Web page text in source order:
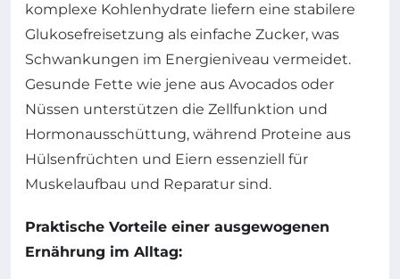
komplexe Kohlenhydrate liefern eine stabilere
Glukosefreisetzung als einfache Zucker, was
Schwankungen im Energieniveau vermeidet.
Gesunde Fette wie jene aus Avocados oder
Nüssen unterstützen die Zellfunktion und
Hormonausschüttung, während Proteine aus
Hülsenfrüchten und Eiern essenziell für
Muskelaufbau und Reparatur sind.
Praktische Vorteile einer ausgewogenen
Ernährung im Alltag: